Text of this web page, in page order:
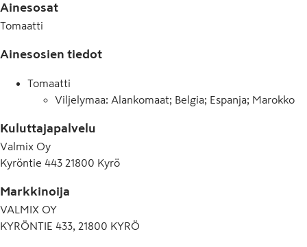
Ainesosat
Tomaatti
Ainesosien tiedot
Tomaatti
Viljelymaa: Alankomaat; Belgia; Espanja; Marokko
Kuluttajapalvelu
Valmix Oy
Kyröntie 443 21800 Kyrö
Markkinoija
VALMIX OY
KYRÖNTIE 433, 21800 KYRÖ